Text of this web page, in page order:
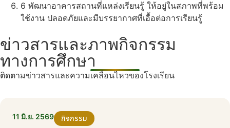
6 พัฒนาอาคารสถานที่แหล่งเรียนรู้ ให้อยู่ในสภาพที่พร้อม
ใช้งาน ปลอดภัยและมีบรรยากาศที่เอื้อต่อการเรียนรู้
ข่าวสารและภาพกิจกรรม
ทางการศึกษา
ติดตามข่าวสารและความเคลื่อนไหวของโรงเรียน
11 มิ.ย. 2569 กิจกรรม